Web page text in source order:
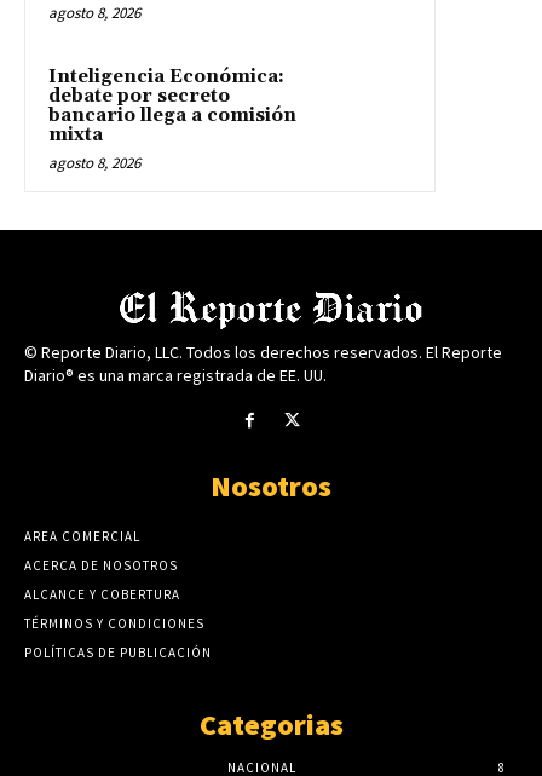
agosto 8, 2026
Inteligencia Económica:
debate por secreto
bancario llega a comisión
mixta
agosto 8, 2026
© Reporte Diario, LLC. Todos los derechos reservados. El Reporte
Diario® es una marca registrada de EE. UU.
Nosotros
AREA COMERCIAL
ACERCA DE NOSOTROS
ALCANCE Y COBERTURA
TÉRMINOS Y CONDICIONES
POLÍTICAS DE PUBLICACIÓN
Categorias
NACIONAL 8